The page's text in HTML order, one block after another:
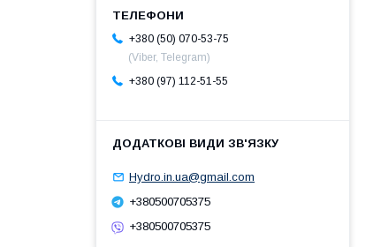
+380 (50) 070-53-75
(Viber, Telegram)
+380 (97) 112-51-55
Hydro.in.ua@gmail.com
+380500705375
+380500705375